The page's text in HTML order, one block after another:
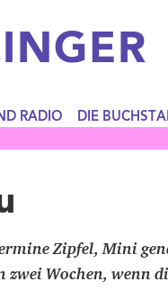
RADIO DIE
Zipfel, Mini
Wochen, wenn